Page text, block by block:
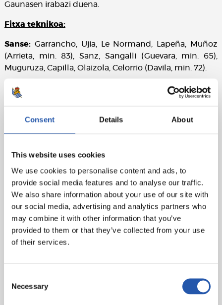
Consent Details About
This website uses cookies
We use cookies to personalise content and ads, to
provide social media features and to analyse our traffic.
We also share information about your use of our site with
our social media, advertising and analytics partners who
may combine it with other information that you’ve
provided to them or that they’ve collected from your use
of their services.
Selection
Necessary
Gaunasen irabazi duena.
Fitxa teknikoa:
Sanse: Garrancho, Ujia, Le Normand, Lapeña, Muñoz
(Arrieta, min. 83), Sanz, Sangalli (Guevara, min. 65),
Muguruza, Capilla, Olaizola, Celorrio (Davila, min. 72).
Caudal:
Oscar, Ferreiro, Calahorro, Catu, Pelayo,
Alberto, Borja, Niko (Gomez, min. 55), Polaco, Alegre
Gola:1-0: Capilla, min. 21
Epailea:Calderiña Pavon. Txartel horia erakutsi die
Alegre, Catu, Polaco, Calahorro, Navarro, Pelayo, Gomez
eta Borjari.